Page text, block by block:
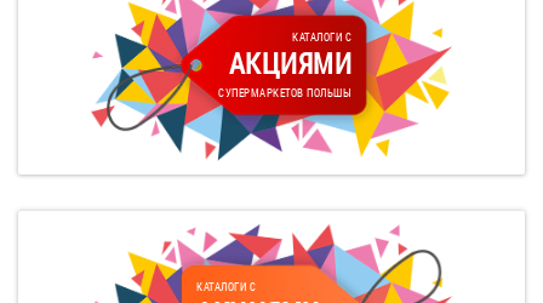
КАТАЛОГИ С
АКЦИЯМИ
СУПЕРМАРКЕТОВ ПОЛЬШЫ
КАТАЛОГИ С